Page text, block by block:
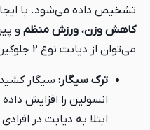
تشخیص داده می‌شود. با
کاهش وزن، ورزش منظم و
می‌توان از دیابت نوع 2 جلوگیری کرد:
ترک سیگار: سیگار
انسولین را افزایش
ابتلا به دیابت در